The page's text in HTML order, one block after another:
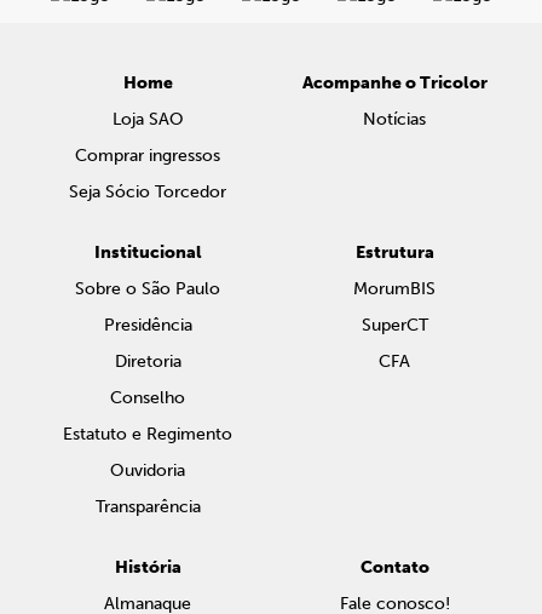
Home
Loja SAO
Comprar ingressos
Seja Sócio Torcedor
Acompanhe o Tricolor
Notícias
Institucional
Sobre o São Paulo
Presidência
Diretoria
Conselho
Estatuto e Regimento
Ouvidoria
Transparência
Estrutura
MorumBIS
SuperCT
CFA
História
Almanaque
Contato
Fale conosco!